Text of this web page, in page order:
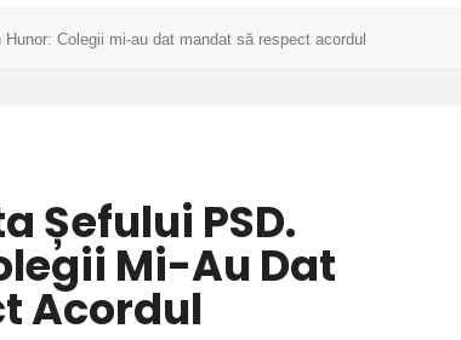
Colegii mi-au dat mandat să respect acordul
Șefului PSD.
Mi-Au Dat
Acordul